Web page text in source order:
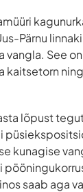
Pärnu
vangla. See
kaitsetorn
lõpust
kunagise
saab aga